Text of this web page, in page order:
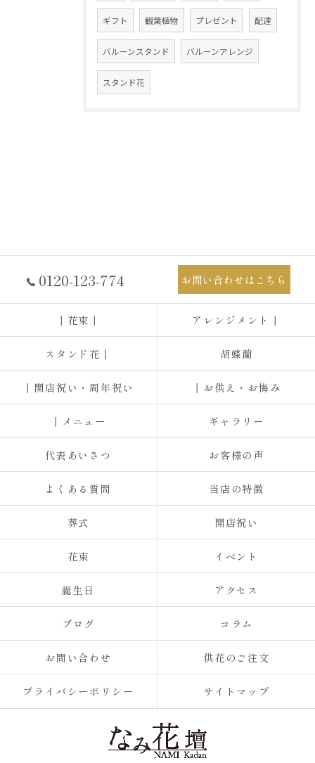
ギフト 観葉植物 プレゼント 配達
バルーンスタンド バルーンアレンジ
スタンド花
0120-123-774 お問い合わせはこちら
┃花束┃ アレンジメント┃
スタンド花┃ 胡蝶蘭
┃開店祝い・周年祝い ┃お供え・お悔み
┃メニュー ギャラリー
代表あいさつ お客様の声
よくある質問 当店の特徴
葬式 開店祝い
花束 イベント
誕生日 アクセス
ブログ コラム
お問い合わせ 供花のご注文
プライバシーポリシー サイトマップ